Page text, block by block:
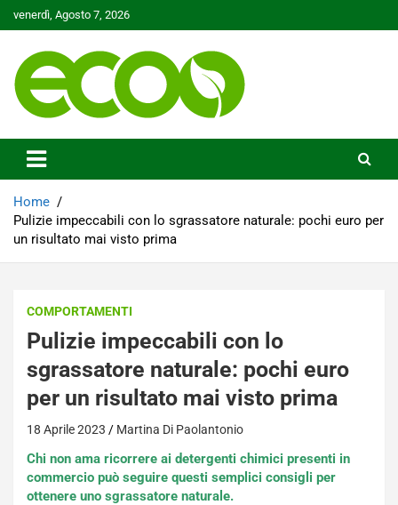
to
venerdì, Agosto 7, 2026
Ecoo.it
Home
Pulizie impeccabili con lo sgrassatore naturale: pochi euro per
un risultato mai visto prima
COMPORTAMENTI
Pulizie impeccabili con lo
sgrassatore naturale: pochi euro
per un risultato mai visto prima
18 Aprile 2023 Martina Di Paolantonio
Chi non ama ricorrere ai detergenti chimici presenti in
commercio può seguire questi semplici consigli per
ottenere uno sgrassatore naturale.